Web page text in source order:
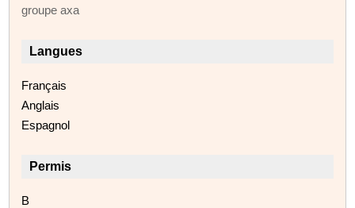
groupe axa
Langues
Français
Anglais
Espagnol
Permis
B